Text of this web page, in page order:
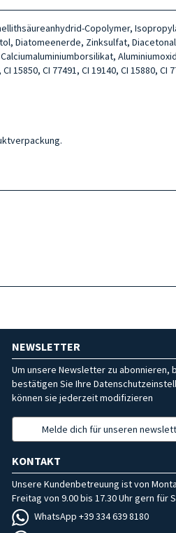
Copolymer,
Diatomeenerde, Zinksulfat,
CI 77491, CI 19140, CI 15880, CI
NEWSLETTER
Um unsere Newsletter zu abonnieren,
bestätigen Sie Ihre
können sie jederzeit modifizieren
Melde dich für unseren
KONTAKT
Unsere Kundenbetreuung ist von
Freitag von 9.00 bis 17.30 Uhr gern für
WhatsApp +39 334 639 8180